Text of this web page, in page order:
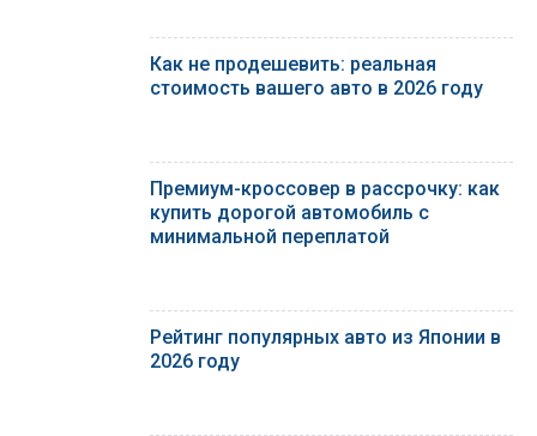
Как не продешевить: реальная
стоимость вашего авто в 2026 году
Премиум-кроссовер в рассрочку: как
купить дорогой автомобиль с
минимальной переплатой
Рейтинг популярных авто из Японии в
2026 году